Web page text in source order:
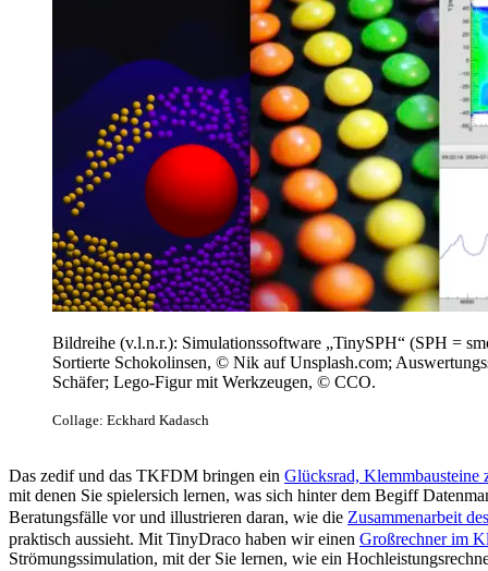
Bildreihe (v.l.n.r.): Simulationssoftware „TinySPH“ (SPH =
Sortierte Schokolinsen, © Nik auf Unsplash.com;
Schäfer; Lego-Figur mit Werkzeugen, © CCO.
Collage: Eckhard Kadasch
Das zedif und das TKFDM bringen ein Glücksrad, Klemmbausteine
mit denen Sie spielersich lernen, was sich hinter dem Begiff
Beratungsfälle vor und illustrieren daran, wie die Zusammenarbeit
praktisch aussieht. Mit TinyDraco haben wir einen Großrechner im
Strömungssimulation, mit der Sie lernen, wie ein